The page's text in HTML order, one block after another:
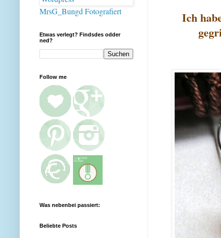
Ich
MrsG_Bungd Fotografiert
Etwas verlegt? Findsdes odder
ned?
Follow me
Was nebenbei passiert:
Beliebte Posts